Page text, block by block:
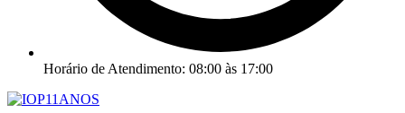
Horário de Atendimento: 08:00 às 17:00